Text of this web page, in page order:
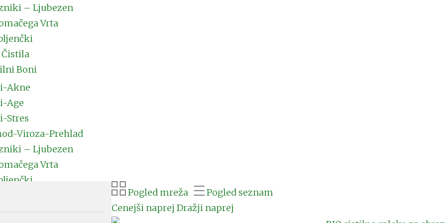
– Ljubezen
Vrta
Čistila
Boni
Akne
Age
Stres
Viroza-Prehlad
– Ljubezen
Vrta
Boni
Pogled mreža
Pogled seznam
Cenejši naprej Dražji naprej